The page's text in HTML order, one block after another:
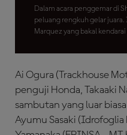
Dalam acara penggemar di
peluang rengkuh gelar
Marquez yang bakal
Ai Ogura (Trackhouse
penguji Honda, Takaaki
sambutan yang luar
Ayumu Sasaki (Idrofoglia